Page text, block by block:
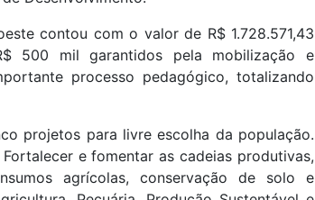
contou com o valor de R$ 1.728.571,43
mil garantidos pela mobilização e
processo pedagógico, totalizando
projetos para livre escolha da população.
e fomentar as cadeias produtivas,
agrícolas, conservação de solo e